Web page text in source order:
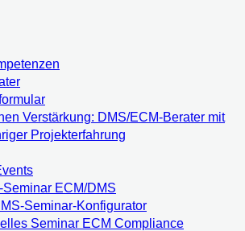
Verstärkung: DMS/ECM-Berater mit
Projekterfahrung
Seminar ECM/DMS
Seminar-Konfigurator
Seminar ECM Compliance